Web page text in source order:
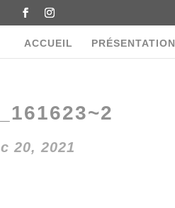
ACCUEIL PRÉSENTATION
20, 2021